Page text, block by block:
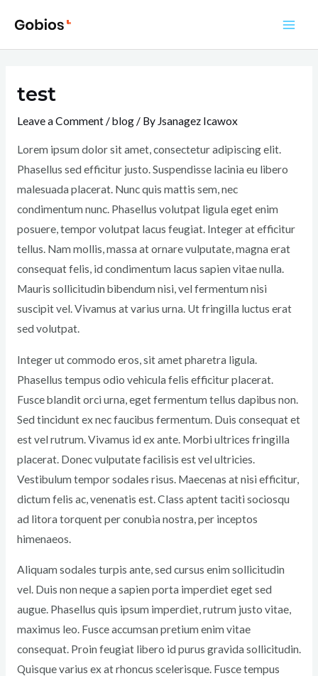
content
test
Leave a Comment /blog/ By Jsanagez Icawox
Lorem ipsum dolor sit amet, consectetur adipiscing elit.
Phasellus sed efficitur justo. Suspendisse lacinia eu libero
malesuada placerat. Nunc quis mattis sem, nec
condimentum nunc. Phasellus volutpat ligula eget enim
posuere, tempor volutpat lacus feugiat. Integer at efficitur
tellus. Nam mollis, massa at ornare vulputate, magna erat
consequat felis, id condimentum lacus sapien vitae nulla.
Mauris sollicitudin bibendum nisi, vel fermentum nisi
suscipit vel. Vivamus at varius urna. Ut fringilla luctus erat
sed volutpat.
Integer ut commodo eros, sit amet pharetra ligula.
Phasellus tempus odio vehicula felis efficitur placerat.
Fusce blandit orci urna, eget fermentum tellus dapibus non.
Sed tincidunt ex nec faucibus fermentum. Duis consequat et
est vel rutrum. Vivamus id ex ante. Morbi ultrices fringilla
placerat. Donec vulputate facilisis est vel ultricies.
Vestibulum tempor sodales risus. Maecenas at nisi efficitur,
dictum felis ac, venenatis est. Class aptent taciti sociosqu
ad litora torquent per conubia nostra, per inceptos
himenaeos.
Aliquam sodales turpis ante, sed cursus enim sollicitudin
vel. Duis non neque a sapien porta imperdiet eget sed
augue. Phasellus quis ipsum imperdiet, rutrum justo vitae,
maximus leo. Fusce accumsan pretium enim vitae
consequat. Proin feugiat libero id purus gravida sollicitudin.
Quisque varius ex at rhoncus scelerisque. Fusce tempus